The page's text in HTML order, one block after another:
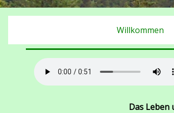
Willkommen
Das Leben